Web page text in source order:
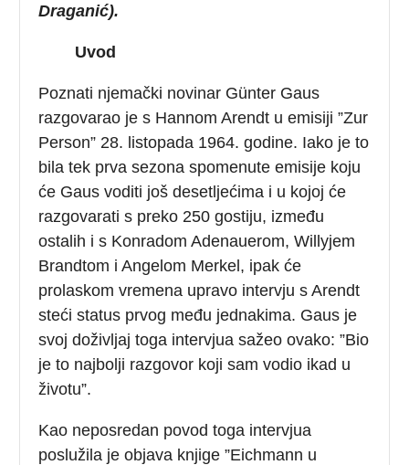
Draganić).
Uvod
Poznati njemački novinar Günter Gaus
razgovarao je s Hannom Arendt u emisiji ”Zur
Person” 28. listopada 1964. godine. Iako je to
bila tek prva sezona spomenute emisije koju
će Gaus voditi još desetljećima i u kojoj će
razgovarati s preko 250 gostiju, između
ostalih i s Konradom Adenauerom, Willyjem
Brandtom i Angelom Merkel, ipak će
prolaskom vremena upravo intervju s Arendt
steći status prvog među jednakima. Gaus je
svoj doživljaj toga intervjua sažeo ovako: ”Bio
je to najbolji razgovor koji sam vodio ikad u
životu”.
Kao neposredan povod toga intervjua
poslužila je objava knjige ”Eichmann u